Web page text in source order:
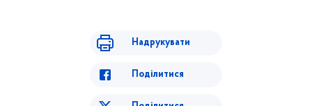
Надрукувати
Поділитися